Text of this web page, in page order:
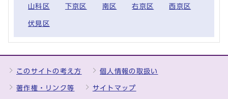
山科区 下京区 南区 右京区 西京区
伏見区
このサイトの考え方 個人情報の取扱い
著作権・リンク等 サイトマップ